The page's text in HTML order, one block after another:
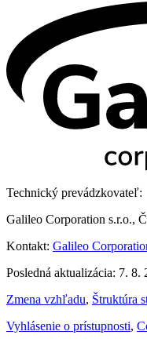
Technický prevádzkovateľ:
Galileo Corporation s.r.o.,
Kontakt: Galileo
Posledná aktualizácia: 7. 8.
Zmena vzhľadu, Štruktúra
Vyhlásenie o prístupnosti,